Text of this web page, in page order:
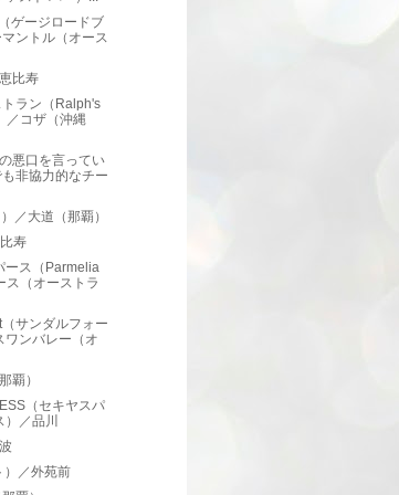
ゲージロードブ
ントル（オース
比寿
ラン（Ralph's
／コザ（沖縄
悪口を言ってい
非協力的なチー
／大道（那覇）
寿
ース（Parmelia
ス（オーストラ
サンダルフォー
ワンバレー（オ
覇）
（セキヤスパ
／品川
）／外苑前